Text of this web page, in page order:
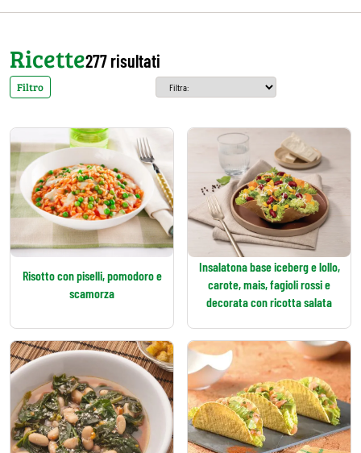
Ricette277 risultati
Filtro
Risotto con piselli, pomodoro e
scamorza
Insalatona base iceberg e lollo,
carote, mais, fagioli rossi e
decorata con ricotta salata